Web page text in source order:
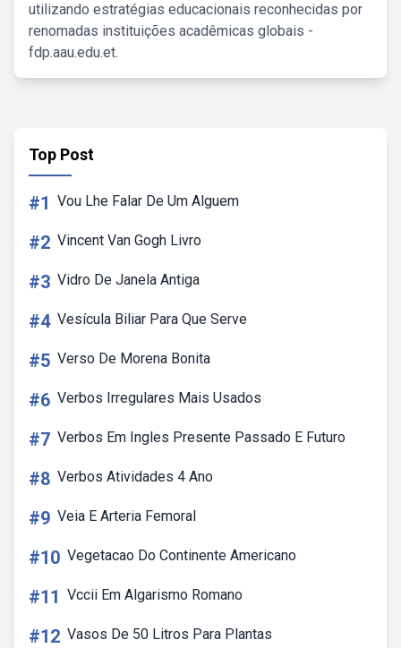
utilizando estratégias educacionais reconhecidas por
renomadas instituições acadêmicas globais -
fdp.aau.edu.et.
Top Post
#1 Vou Lhe Falar De Um Alguem
#2 Vincent Van Gogh Livro
#3 Vidro De Janela Antiga
#4 Vesícula Biliar Para Que Serve
#5 Verso De Morena Bonita
#6 Verbos Irregulares Mais Usados
#7 Verbos Em Ingles Presente Passado E Futuro
#8 Verbos Atividades 4 Ano
#9 Veia E Arteria Femoral
#10 Vegetacao Do Continente Americano
#11 Vccii Em Algarismo Romano
#12 Vasos De 50 Litros Para Plantas